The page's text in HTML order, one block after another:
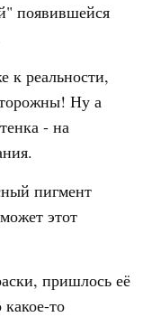
появившейся
к реальности,
Ну а
- на
пигмент
этот
пришлось её
то